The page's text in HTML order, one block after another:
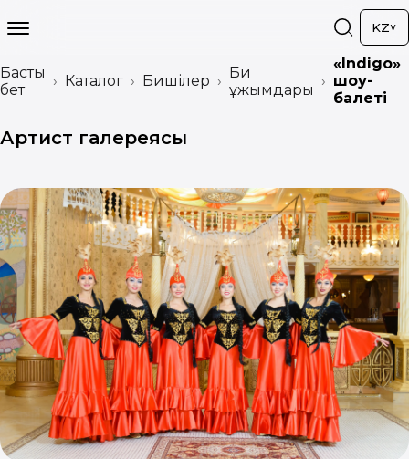
KZ
Басты
бет
Каталог Бишілер
Би
ұжымдары
«Indigo»
шоу-
балеті
Артист галереясы